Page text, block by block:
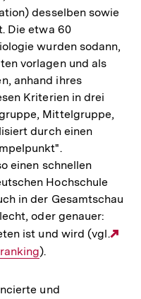
desselben sowie
Die etwa 60
wurden sodann,
vorlagen und als
anhand ihres
Kriterien in drei
Mittelgruppe,
durch einen
einen schnellen
Hochschule
in der Gesamtschau
oder genauer:
ist und wird (vgl.
).
und